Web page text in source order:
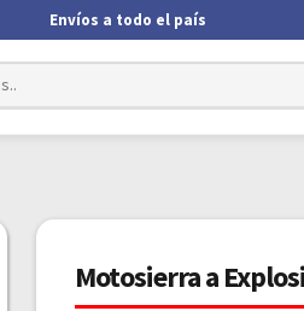
Envíos a todo el país
Motosierra a